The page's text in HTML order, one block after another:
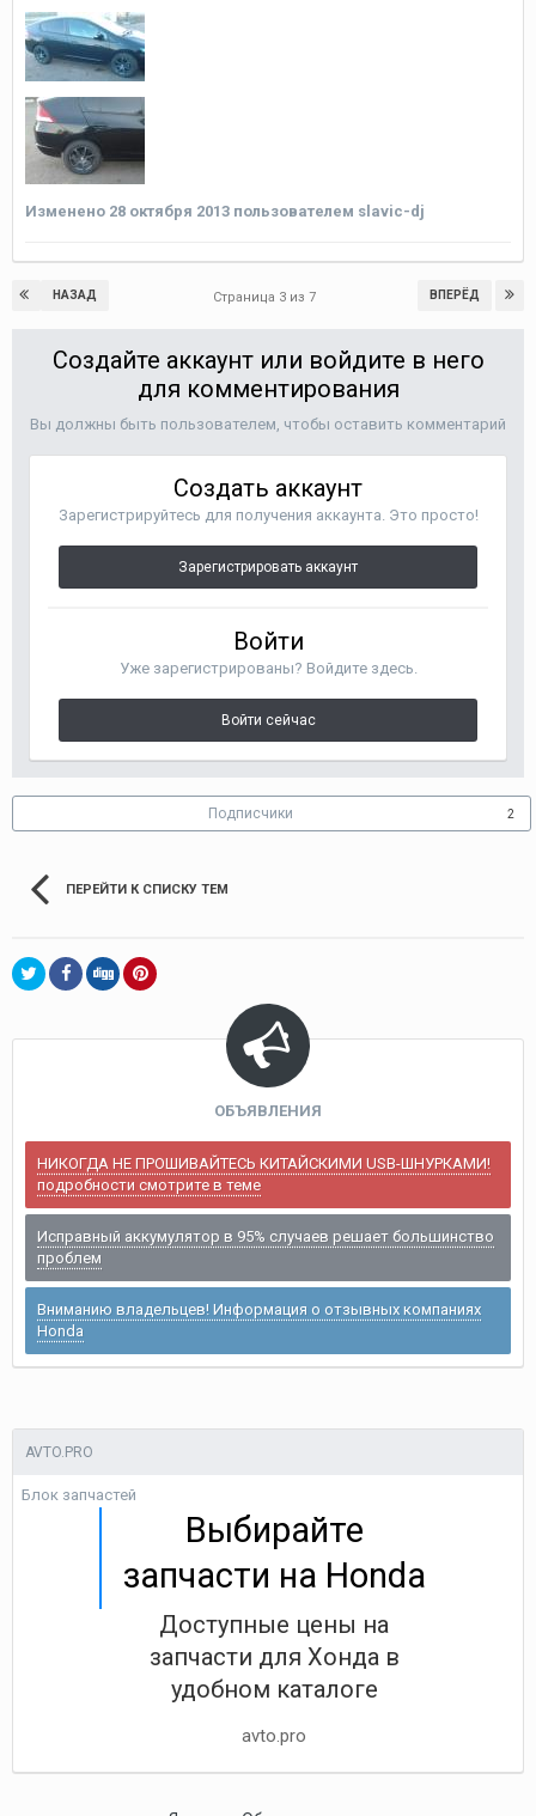
Изменено 28 октября 2013 пользователем slavic-dj
НАЗАД ВПЕРЁД
Страница 3 из 7
Создайте аккаунт или войдите в него
для комментирования
Вы должны быть пользователем, чтобы оставить комментарий
Создать аккаунт
Зарегистрируйтесь для получения аккаунта. Это просто!
Зарегистрировать аккаунт
Войти
Уже зарегистрированы? Войдите здесь.
Войти сейчас
Подписчики 2
ПЕРЕЙТИ К СПИСКУ ТЕМ
ОБЪЯВЛЕНИЯ
НИКОГДА НЕ ПРОШИВАЙТЕСЬ КИТАЙСКИМИ USB-ШНУРКАМИ!
подробности смотрите в теме
Исправный аккумулятор в 95% случаев решает большинство
проблем
Вниманию владельцев! Информация о отзывных компаниях
Honda
AVTO.PRO
Блок запчастей
Выбирайте
запчасти на Honda
Доступные цены на
запчасти для Хонда в
удобном каталоге
avto.pro